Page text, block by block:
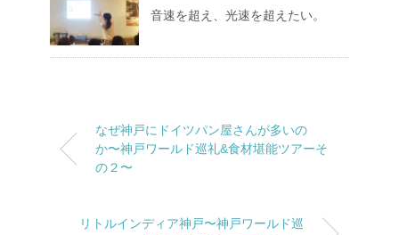
音速を超え、光速を超えたい。
なぜ神戸にドイツパン屋さんが多いの
か〜神戸ワールド巡礼&食材堪能ツアーそ
の２〜
リトルインディア神戸〜神戸ワールド巡